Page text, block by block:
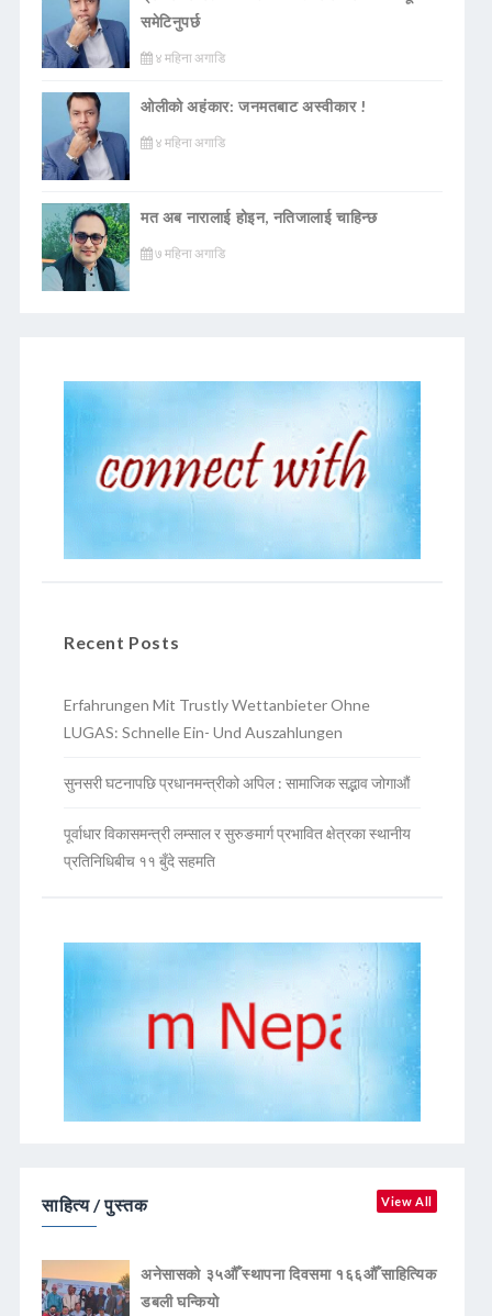
समेटिनुपर्छ
४ महिना अगाडि
ओलीको अहंकार: जनमतबाट अस्वीकार !
४ महिना अगाडि
मत अब नारालाई होइन, नतिजालाई चाहिन्छ
७ महिना अगाडि
Recent Posts
Erfahrungen Mit Trustly Wettanbieter Ohne
LUGAS: Schnelle Ein- Und Auszahlungen
सुनसरी घटनापछि प्रधानमन्त्रीको अपिल : सामाजिक सद्भाव जोगाऔं
पूर्वाधार विकासमन्त्री लम्साल र सुरुङमार्ग प्रभावित क्षेत्रका स्थानीय
प्रतिनिधिबीच ११ बुँदे सहमति
साहित्य / पुस्तक View All
अनेसासको ३५औँ स्थापना दिवसमा १६६औँ साहित्यिक
डबली घन्कियाे